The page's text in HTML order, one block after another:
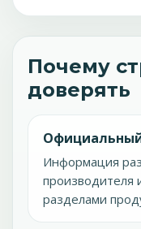
Почему
доверять
Информация
производителя
разделами